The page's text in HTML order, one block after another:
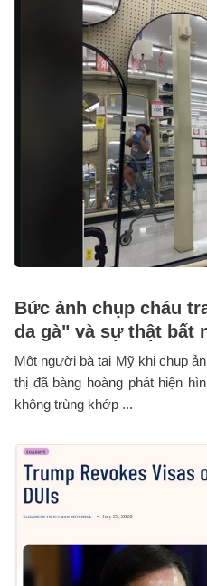
Bức ảnh chụp cháu
da gà" và sự thật bất
Một người bà tại Mỹ khi chụp
thị đã bàng hoàng phát hiện
không trùng khớp ...